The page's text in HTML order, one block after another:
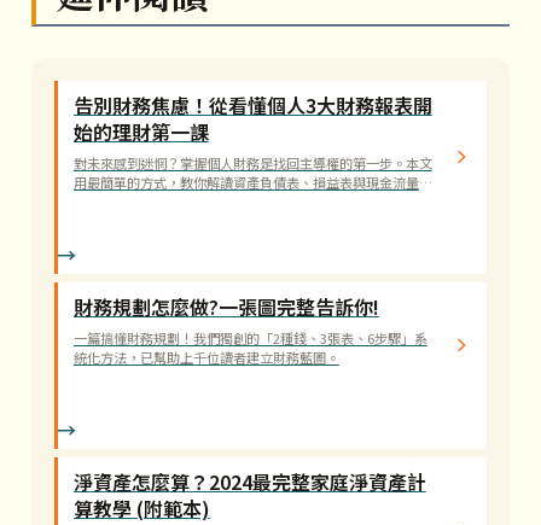
告別財務焦慮！從看懂個人3大財務報表開
始的理財第一課
對未來感到迷惘？掌握個人財務是找回主導權的第一步。本文
用最簡單的方式，教你解讀資產負債表、損益表與現金流量
財務規劃怎麼做?一張圖完整告訴你!
一篇搞懂財務規劃！我們獨創的「2種錢、3張表、6步驟」系
統化方法，已幫助上千位讀者建立財務藍圖。
淨資產怎麼算？2024最完整家庭淨資產計
算教學 (附範本)